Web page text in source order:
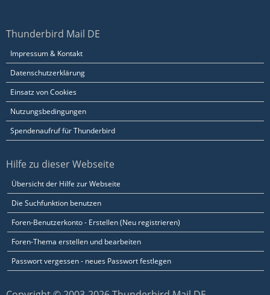
Thunderbird Mail DE
Impressum & Kontakt
Datenschutzerklärung
Einsatz von Cookies
Nutzungsbedingungen
Spendenaufruf für Thunderbird
Hilfe zu dieser Webseite
Übersicht der Hilfe zur Webseite
Die Suchfunktion benutzen
Foren-Benutzerkonto - Erstellen (Neu registrieren)
Foren-Thema erstellen und bearbeiten
Passwort vergessen - neues Passwort festlegen